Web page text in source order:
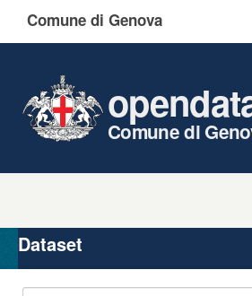
Comune di Genova
Comune di
Organizzazioni
Gruppi
Dataset